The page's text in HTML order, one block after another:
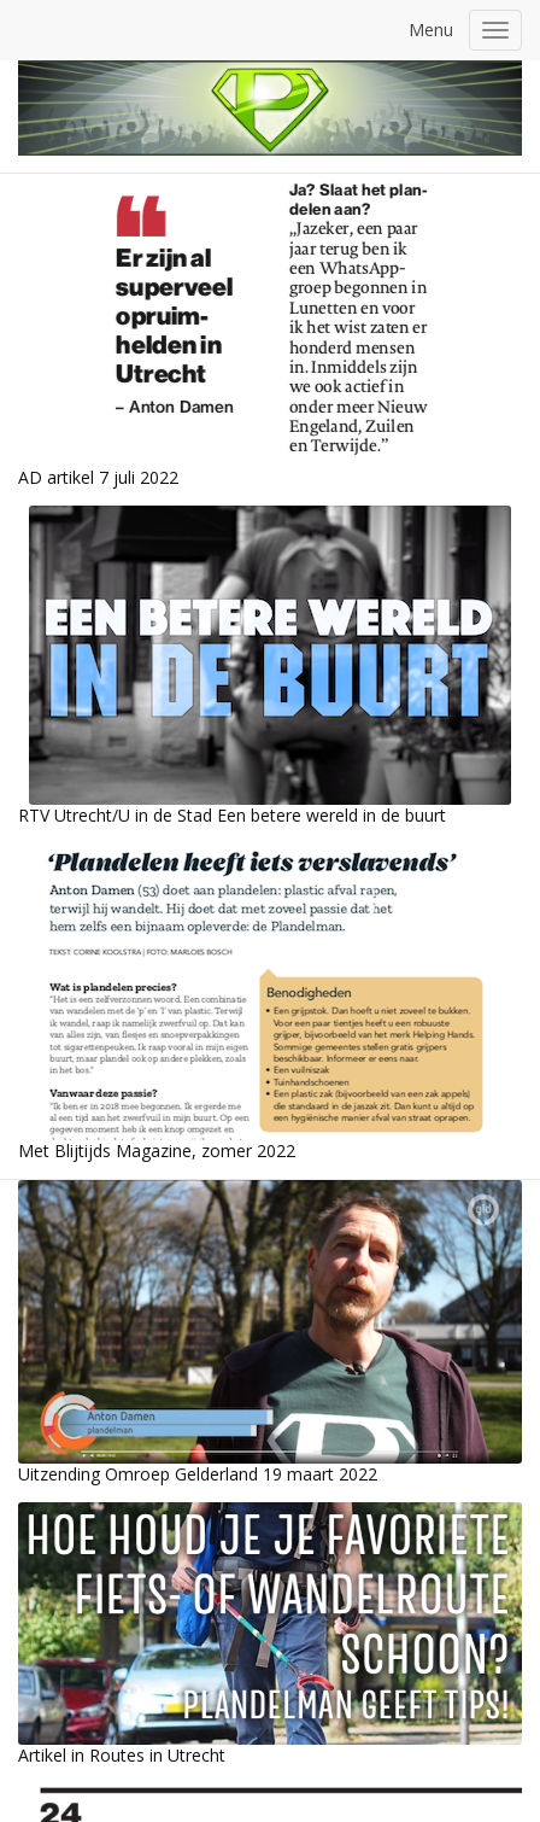
Menu
AD artikel 7 juli 2022
RTV Utrecht/U in de Stad Een betere wereld in de buurt
Met Blijtijds Magazine, zomer 2022
Uitzending Omroep Gelderland 19 maart 2022
Artikel in Routes in Utrecht